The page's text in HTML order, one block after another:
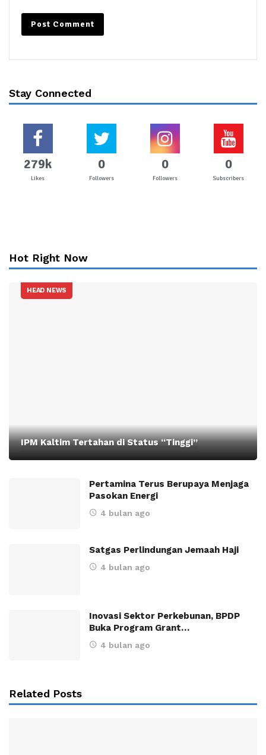
Stay Connected
279k
Likes
0
Followers
0
Followers
0
Subscribers
Hot Right Now
HEAD NEWS
IPM Kaltim Tertahan di Status “Tinggi”
Pertamina Terus Berupaya Menjaga
Pasokan Energi
4 bulan ago
Satgas Perlindungan Jemaah Haji
4 bulan ago
Inovasi Sektor Perkebunan, BPDP
Buka Program Grant…
4 bulan ago
Related Posts